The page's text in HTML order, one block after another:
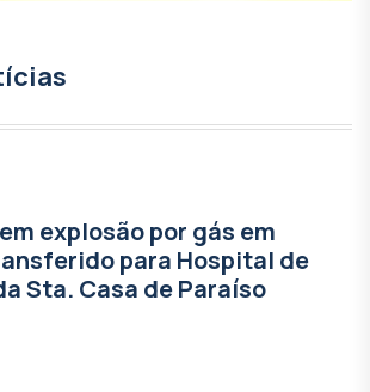
explosão por gás em
para Hospital de
Sta. Casa de Paraíso